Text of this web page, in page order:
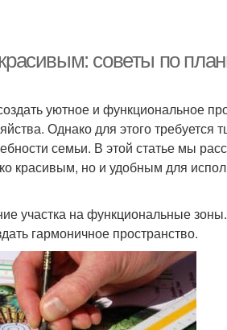
советы по
уютное и функциональное
Однако для этого требуется
семьи. В этой статье мы
красивым, но и удобным для
участка на функциональные
гармоничное пространство.